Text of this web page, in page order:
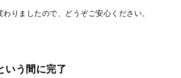
りましたので、どうぞご安心ください。
いう間に完了